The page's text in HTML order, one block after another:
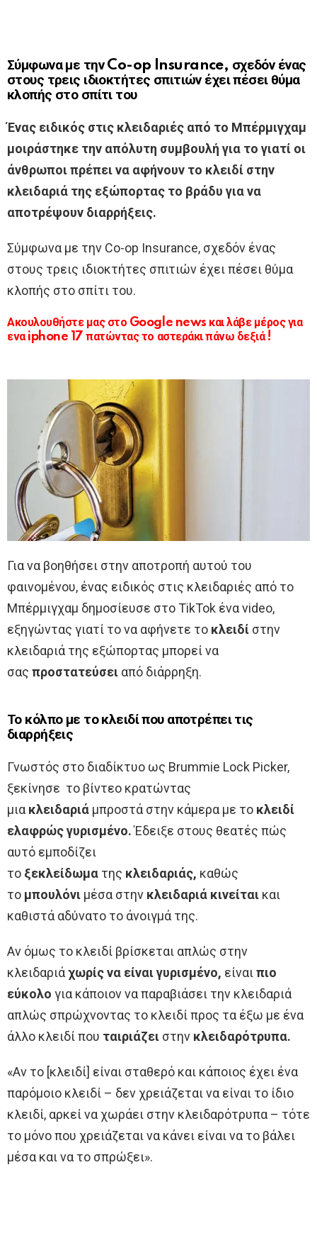
Σύμφωνα με την Co-op Insurance, σχεδόν ένας
στους τρεις ιδιοκτήτες σπιτιών έχει πέσει θύμα
κλοπής στο σπίτι του
Ένας ειδικός στις κλειδαριές από το Μπέρμιγχαμ
μοιράστηκε την απόλυτη συμβουλή για το γιατί οι
άνθρωποι πρέπει να αφήνουν το κλειδί στην
κλειδαριά της εξώπορτας το βράδυ για να
αποτρέψουν διαρρήξεις.
Σύμφωνα με την Co-op Insurance, σχεδόν ένας
στους τρεις ιδιοκτήτες σπιτιών έχει πέσει θύμα
κλοπής στο σπίτι του.
Ακουλουθήστε μας στο Google news και λάβε μέρος για
ενα iphone 17 πατώντας το αστεράκι πάνω δεξιά !
Για να βοηθήσει στην αποτροπή αυτού του
φαινομένου, ένας ειδικός στις κλειδαριές από το
Μπέρμιγχαμ δημοσίευσε στο TikTok ένα video,
εξηγώντας γιατί το να αφήνετε το κλειδί στην
κλειδαριά της εξώπορτας μπορεί να
σας προστατεύσει από διάρρηξη.
Το κόλπο με το κλειδί που αποτρέπει τις
διαρρήξεις
Γνωστός στο διαδίκτυο ως Brummie Lock Picker,
ξεκίνησε το βίντεο κρατώντας
μιακλειδαριά μπροστά στην κάμερα με το κλειδί
ελαφρώς γυρισμένο.Έδειξε στους θεατές πώς
αυτό εμποδίζει
το ξεκλείδωμα της κλειδαριάς, καθώς
το μπουλόνι μέσα στην κλειδαριά κινείται και
καθιστά αδύνατο το άνοιγμά της.
Αν όμως το κλειδί βρίσκεται απλώς στην
κλειδαριάχωρίς να είναι γυρισμένο, είναιπιο
εύκολο για κάποιον να παραβιάσει την κλειδαριά
απλώς σπρώχνοντας το κλειδί προς τα έξω με ένα
άλλο κλειδί που ταιριάζει στην κλειδαρότρυπα.
«Αν το [κλειδί] είναι σταθερό και κάποιος έχει ένα
παρόμοιο κλειδί – δεν χρειάζεται να είναι το ίδιο
κλειδί, αρκεί να χωράει στην κλειδαρότρυπα – τότε
το μόνο που χρειάζεται να κάνει είναι να το βάλει
μέσα και να το σπρώξει».